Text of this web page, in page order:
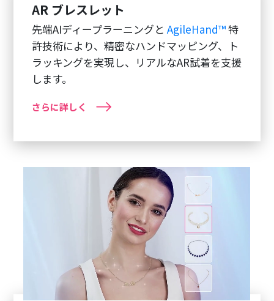
AR ブレスレット
先端AIディープラーニングとAgileHand™特
許技術により、精密なハンドマッピング、ト
ラッキングを実現し、リアルなAR試着を支援
します。
さらに詳しく